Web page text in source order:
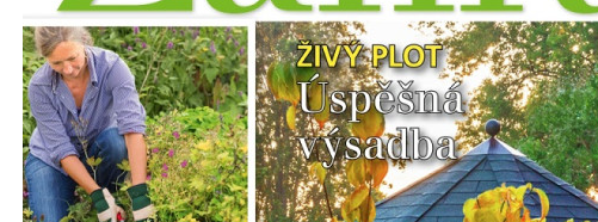
Apetit